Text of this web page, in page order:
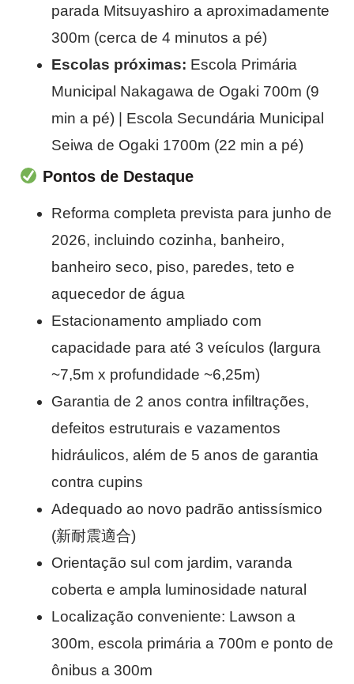
parada Mitsuyashiro a aproximadamente
300m (cerca de 4 minutos a pé)
Escolas próximas: Escola Primária
Municipal Nakagawa de Ogaki 700m (9
min a pé) | Escola Secundária Municipal
Seiwa de Ogaki 1700m (22 min a pé)
Pontos de Destaque
Reforma completa prevista para junho de
2026, incluindo cozinha, banheiro,
banheiro seco, piso, paredes, teto e
aquecedor de água
Estacionamento ampliado com
capacidade para até 3 veículos (largura
~7,5m x profundidade ~6,25m)
Garantia de 2 anos contra infiltrações,
defeitos estruturais e vazamentos
hidráulicos, além de 5 anos de garantia
contra cupins
Adequado ao novo padrão antissísmico
(新耐震適合)
Orientação sul com jardim, varanda
coberta e ampla luminosidade natural
Localização conveniente: Lawson a
300m, escola primária a 700m e ponto de
ônibus a 300m